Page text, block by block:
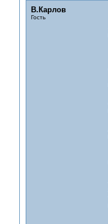
В.Карлов
Гость